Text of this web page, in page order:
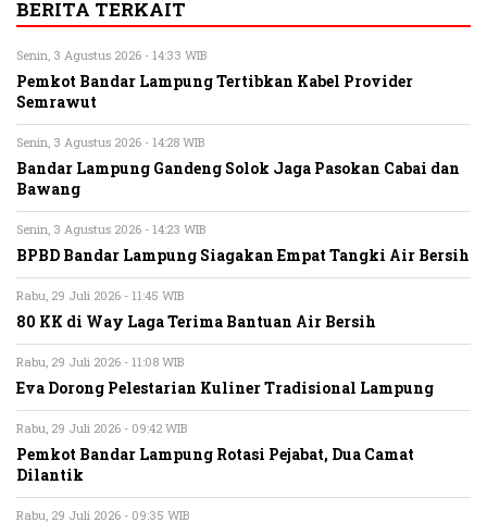
BERITA TERKAIT
Senin, 3 Agustus 2026 - 14:33 WIB
Pemkot Bandar Lampung Tertibkan Kabel Provider
Semrawut
Senin, 3 Agustus 2026 - 14:28 WIB
Bandar Lampung Gandeng Solok Jaga Pasokan Cabai dan
Bawang
Senin, 3 Agustus 2026 - 14:23 WIB
BPBD Bandar Lampung Siagakan Empat Tangki Air Bersih
Rabu, 29 Juli 2026 - 11:45 WIB
80 KK di Way Laga Terima Bantuan Air Bersih
Rabu, 29 Juli 2026 - 11:08 WIB
Eva Dorong Pelestarian Kuliner Tradisional Lampung
Rabu, 29 Juli 2026 - 09:42 WIB
Pemkot Bandar Lampung Rotasi Pejabat, Dua Camat
Dilantik
Rabu, 29 Juli 2026 - 09:35 WIB